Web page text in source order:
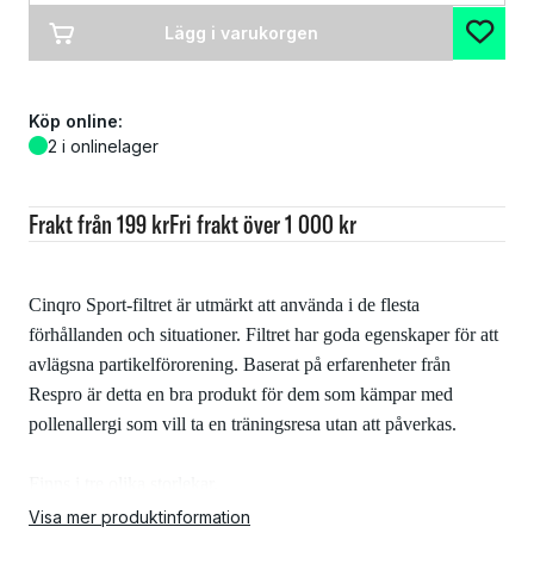
Cinqro Sport-filtret är utmärkt att använda i de flesta
förhållanden och situationer. Filtret har goda egenskaper för att
avlägsna partikelförorening. Baserat på erfarenheter från
Respro är detta en bra produkt för dem som kämpar med
pollenallergi som vill ta en träningsresa utan att påverkas.
Visa mer produktinformation
Frakt från 199 krFri frakt över 1 000 kr
Lägg i varukorgen
Köp online:
2 i onlinelager